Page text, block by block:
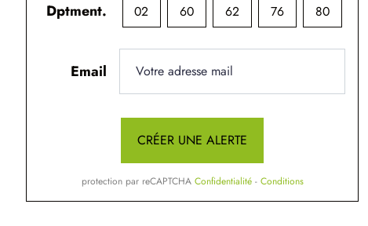
Dptment. 02 60 62 76 80
Email
CRÉER UNE ALERTE
protection par reCAPTCHA Confidentialité - Conditions